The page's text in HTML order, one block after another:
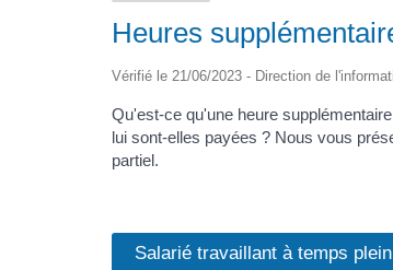
Heures
Vérifié le 21/06/2023 - Direction de
Qu'est-ce qu'une heure
lui sont-elles payées ? Nous vous
partiel.
Salarié travaillant à temps plein